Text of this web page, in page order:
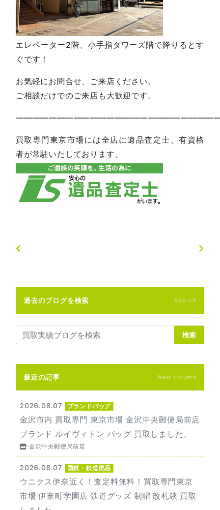
エレベーター2階、小手指タワーズ階で降りるとす
ぐです！
お気軽にお問合せ、ご来店ください。
ご相談だけでのご来店も大歓迎です。
買取専門東京市場には全店に遺品査定士、有資格
者が常駐いたしております。
過去のブログを検索 Search
検索
最近の記事 New column
2026.08.07 ブランドバッグ
金沢市内 買取専門 東京市場 金沢中央郵便局前店
ブランド ルイヴィトン バッグ 買取しました。
金沢中央郵便局前店
2026.08.07 国鉄・鉄道廃品
ウニクス伊奈近く！査定料無料！買取専門東京
市場 伊奈町学園店 鉄道グッズ 制帽 改札鋏 買取